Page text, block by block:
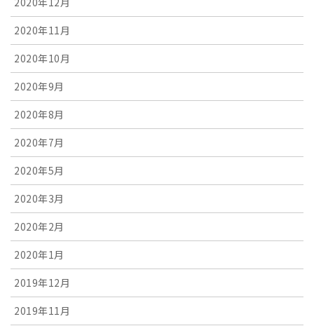
2020年11月
2020年10月
2020年9月
2020年8月
2020年7月
2020年5月
2020年3月
2020年2月
2020年1月
2019年12月
2019年11月